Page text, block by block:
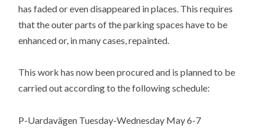
has faded or even disappeared in places. This requires
that the outer parts of the parking spaces have to be
enhanced or, in many cases, repainted.
This work has now been procured and is planned to be
carried out according to the following schedule:
P-Uardavägen Tuesday-Wednesday May 6-7